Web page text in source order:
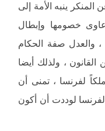
ينبه الأمة إلى
خصومها وإبطال
، والعدل صفة الحكام
، ولذلك أيضا
لفرنسا ، تمنى أن
لوددت أن أكون